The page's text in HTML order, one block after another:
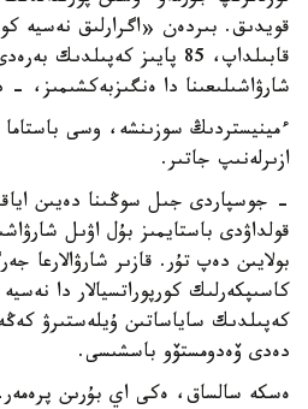
قويدىق. بىردەن «اگرارلىق نەسيە
قابىلداپ، 85 پايىز
شارۋاشىلىعىنا دا ەنگىزبەكشىمىز،
ءمينيستردىڭ سوزىنشە، وسى
ازىرلەنىپ جاتىر.
- جوسپاردى جىل سوڭىنا دەيىن
قولداۋدى باستايمىز بۇل اۋىل
بولايىن دەپ تۇر. قازىر شارۋالارعا
كاسىپكەرلىك كورپوراتسيالار دا
كەپىلدىك ساياساتىن ۇيلەستىرۋ
دەدى ۆەدومستۆو باسشىسى.
ەسكە سالساق، ەكى اي بۇرىن